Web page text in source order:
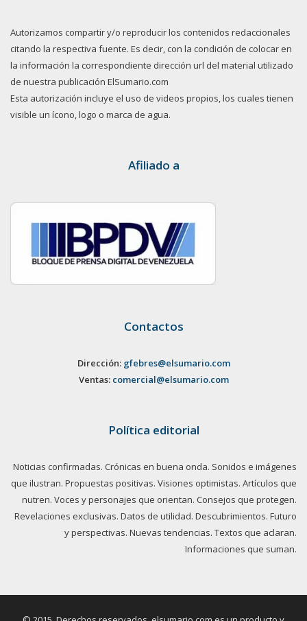
Autorizamos compartir y/o reproducir los contenidos redaccionales
citando la respectiva fuente. Es decir, con la condición de colocar en
la información la correspondiente dirección url del material utilizado
de nuestra publicación ElSumario.com
Esta autorización incluye el uso de videos propios, los cuales tienen
visible un ícono, logo o marca de agua.
Afiliado a
Contactos
Dirección: gfebres@elsumario.com
Ventas: comercial@elsumario.com
Política editorial
Noticias confirmadas. Crónicas en buena onda. Sonidos e imágenes
que ilustran. Propuestas positivas. Visiones optimistas. Artículos que
nutren. Voces y personajes que orientan. Consejos que protegen.
Revelaciones exclusivas. Datos de utilidad. Descubrimientos. Futuro
y perspectivas. Nuevas tendencias. Textos que aclaran.
Informaciones que suman.